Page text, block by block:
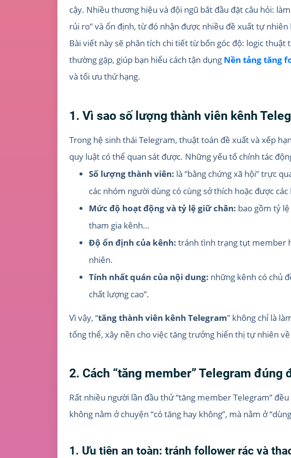
cậy. Nhiều thương hiệu và đội ngũ bắt đầu đặt câu hỏi:
rủi ro” và ổn định, từ đó nhận được nhiều đề xuất tự
Bài viết này sẽ phân tích chi tiết từ bốn góc độ: logic
thường gặp, giúp bạn hiểu cách tận dụng Nền tảng tăng
và tối ưu thứ hạng.
1. Vì sao số lượng thành viên kênh
Trong hệ sinh thái Telegram, thuật toán đề xuất và xếp
quy luật có thể quan sát được. Những yếu tố chính tác
Số lượng thành viên: là “bằng chứng xã hội” trực
các nhóm người dùng có cùng sở thích hoặc được
Mức độ hoạt động và tỷ lệ giữ chân: bao gồm tỷ
tham gia kênh…
Độ ổn định của kênh: tránh tình trạng tụt member
nhiên.
Tính nhất quán của nội dung: những kênh có chủ
chất lượng cao”.
Vì vậy, “tăng thành viên kênh Telegram” không chỉ là
tổng thể, xây nền cho việc tăng trưởng hiển thị tự nhiên về
2. Cách “tăng member” Telegram
Rất nhiều người lần đầu thử “tăng member Telegram”
không nằm ở chuyện “có tăng hay không”, mà nằm ở
1. Ưu tiên an toàn: tránh follower rác và